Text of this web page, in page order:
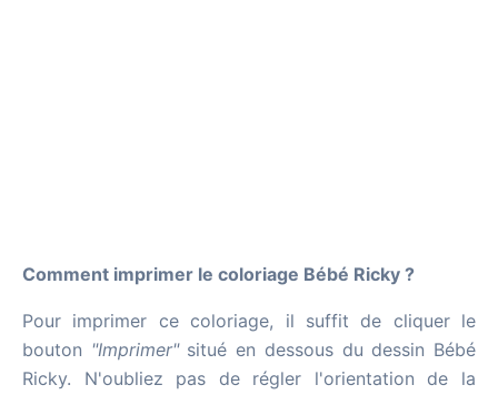
Comment imprimer le coloriage Bébé Ricky ?
Pour imprimer ce coloriage, il suffit de cliquer le
bouton "Imprimer"situé en dessous du dessin Bébé
Ricky. N'oubliez pas de régler l'orientation de la